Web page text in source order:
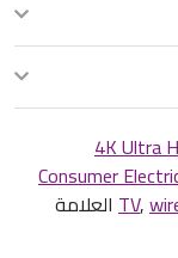
4K Ultra
Consumer
TV,
العلامة